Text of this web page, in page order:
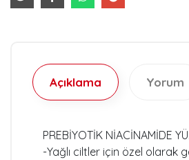
Açıklama Yorum
PREBİYOTİK NİACİNAMİDE
-Yağlı ciltler için özel olarak